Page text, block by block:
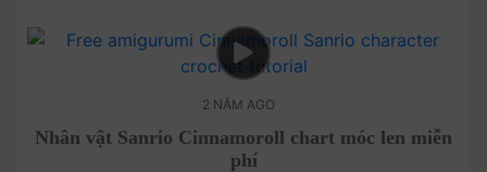
2 NĂM AGO
Nhân vật Sanrio Cinnamoroll chart móc len miễn
phí